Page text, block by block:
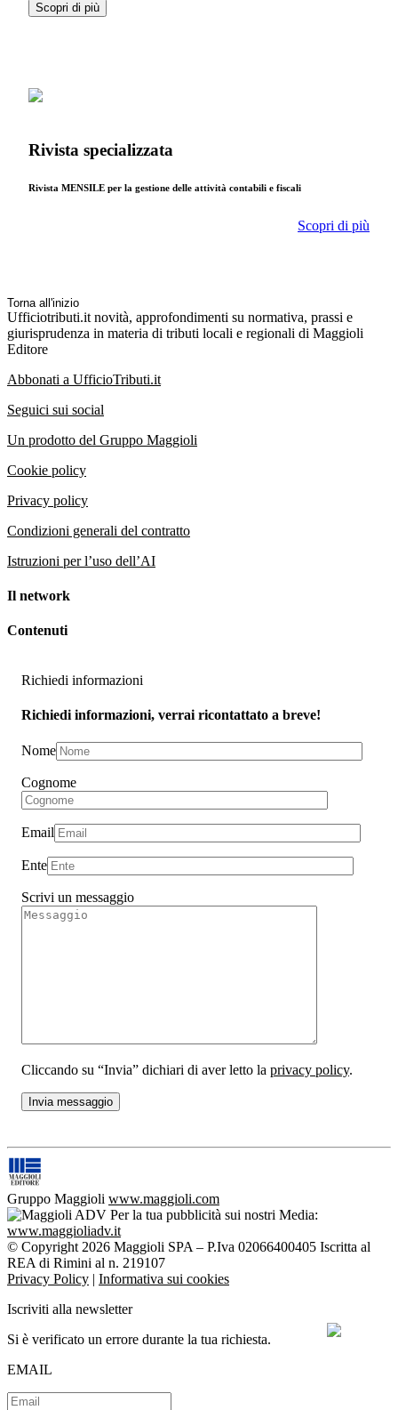
Scopri di più
Rivista specializzata
Rivista MENSILE per la gestione delle attività contabili e fiscali
Scopri di più
Torna all'inizio
Ufficiotributi.it novità, approfondimenti su normativa, prassi e
giurisprudenza in materia di tributi locali e regionali di Maggioli
Editore
Abbonati a UfficioTributi.it
Seguici sui social
Un prodotto del Gruppo Maggioli
Cookie policy
Privacy policy
Condizioni generali del contratto
Istruzioni per l’uso dell’AI
Il network
Contenuti
Richiedi informazioni
Richiedi informazioni, verrai ricontattato a breve!
Nome
Cognome
Email
Ente
Scrivi un messaggio
Cliccando su “Invia” dichiari di aver letto la privacy policy.
Gruppo Maggioli www.maggioli.com
Per la tua pubblicità sui nostri Media:
www.maggioliadv.it
© Copyright 2026 Maggioli SPA – P.Iva 02066400405 Iscritta al
REA di Rimini al n. 219107
Privacy Policy | Informativa sui cookies
Iscriviti alla newsletter
Si è verificato un errore durante la tua richiesta.
EMAIL